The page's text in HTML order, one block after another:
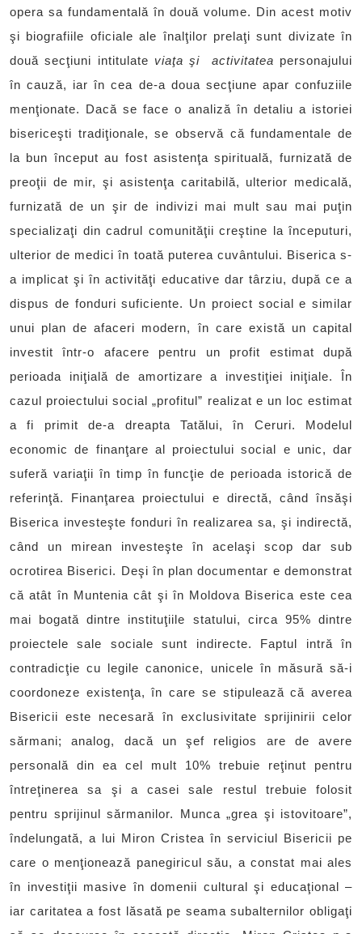
opera sa fundamentală în două volume. Din acest motiv
şi biografiile oficiale ale înalţilor prelaţi sunt divizate în
două secţiuni intitulate viaţa şi activitatea personajului
în cauză, iar în cea de-a doua secţiune apar confuziile
menţionate. Dacă se face o analiză în detaliu a istoriei
bisericeşti tradiţionale, se observă că fundamentale de
la bun început au fost asistenţa spirituală, furnizată de
preoţii de mir, şi asistenţa caritabilă, ulterior medicală,
furnizată de un şir de indivizi mai mult sau mai puţin
specializaţi din cadrul comunităţii creştine la începuturi,
ulterior de medici în toată puterea cuvântului. Biserica s-
a implicat şi în activităţi educative dar târziu, după ce a
dispus de fonduri suficiente. Un proiect social e similar
unui plan de afaceri modern, în care există un capital
investit într-o afacere pentru un profit estimat după
perioada iniţială de amortizare a investiţiei iniţiale. În
cazul proiectului social „profitul” realizat e un loc estimat
a fi primit de-a dreapta Tatălui, în Ceruri. Modelul
economic de finanţare al proiectului social e unic, dar
suferă variaţii în timp în funcţie de perioada istorică de
referinţă. Finanţarea proiectului e directă, când însăşi
Biserica investeşte fonduri în realizarea sa, şi indirectă,
când un mirean investeşte în acelaşi scop dar sub
ocrotirea Biserici. Deşi în plan documentar e demonstrat
că atât în Muntenia cât şi în Moldova Biserica este cea
mai bogată dintre instituţiile statului, circa 95% dintre
proiectele sale sociale sunt indirecte. Faptul intră în
contradicţie cu legile canonice, unicele în măsură să-i
coordoneze existenţa, în care se stipulează că averea
Bisericii este necesară în exclusivitate sprijinirii celor
sărmani; analog, dacă un şef religios are de avere
personală din ea cel mult 10% trebuie reţinut pentru
întreţinerea sa şi a casei sale restul trebuie folosit
pentru sprijinul sărmanilor. Munca „grea şi istovitoare”,
îndelungată, a lui Miron Cristea în serviciul Bisericii pe
care o menţionează panegiricul său, a constat mai ales
în investiţii masive în domenii cultural şi educaţional –
iar caritatea a fost lăsată pe seama subalternilor obligaţi